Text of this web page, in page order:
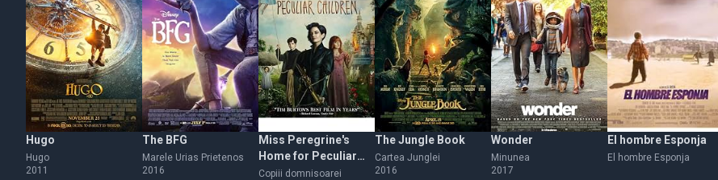
Hugo
Hugo
2011
The BFG
Marele Urias Prietenos
2016
Miss Peregrine's
Home for Peculiar
Children
Copiii domnisoarei
The Jungle Book
Cartea Junglei
2016
Wonder
Minunea
2017
El hombre Esponja
El hombre Esponja